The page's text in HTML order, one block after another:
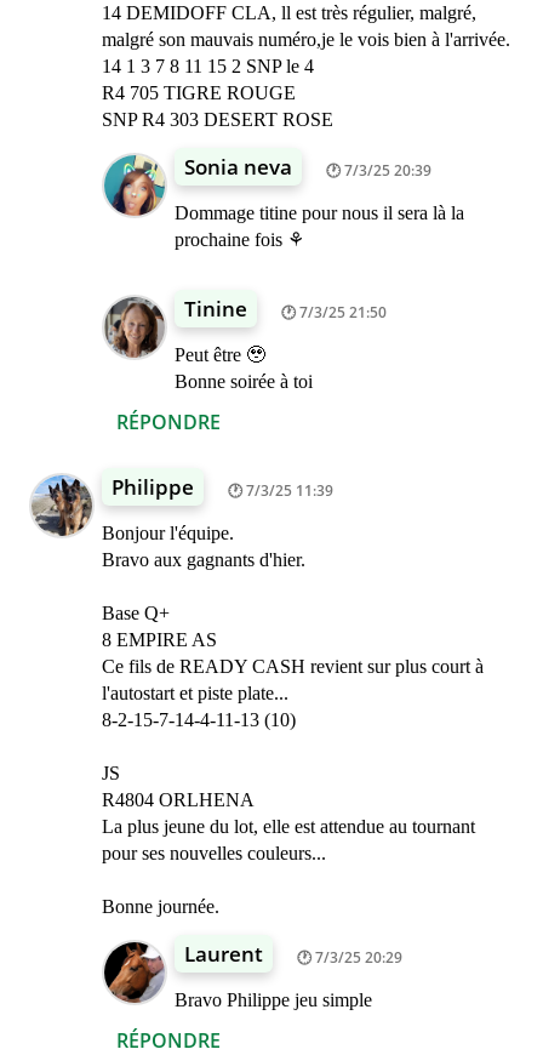
14 DEMIDOFF CLA, ll est très régulier, malgré,
malgré son mauvais numéro,je le vois bien à l'arrivée.
14 1 3 7 8 11 15 2 SNP le 4
R4 705 TIGRE ROUGE
SNP R4 303 DESERT ROSE
RÉPONDRE
Sonia neva 7/3/25 20:39
Dommage titine pour nous il sera là la
prochaine fois ⚘️
Tinine 7/3/25 21:50
Peut être 🥹
Bonne soirée à toi
Philippe 7/3/25 11:39
Bonjour l'équipe.
Bravo aux gagnants d'hier.
Base Q+
8 EMPIRE AS
Ce fils de READY CASH revient sur plus court à
l'autostart et piste plate...
8-2-15-7-14-4-11-13 (10)
JS
R4804 ORLHENA
La plus jeune du lot, elle est attendue au tournant
pour ses nouvelles couleurs...
Bonne journée.
RÉPONDRE
Laurent 7/3/25 20:29
Bravo Philippe jeu simple